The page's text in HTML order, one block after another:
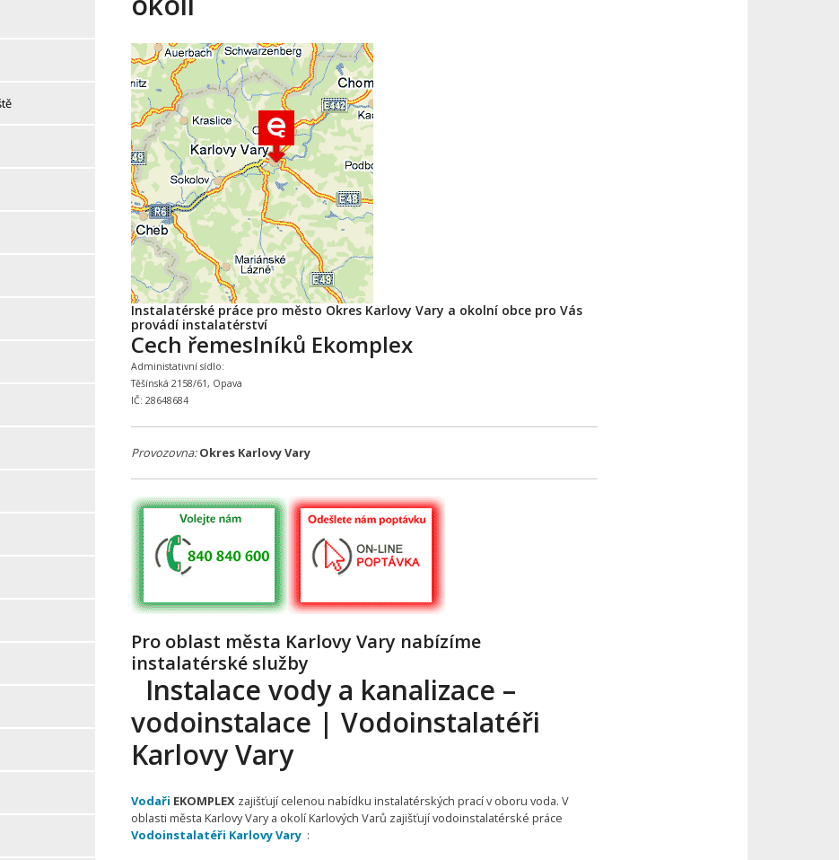
Instalatérské práce pro město Okres Karlovy Vary a okolní obce pro Vás
provádí instalatérství
Cech řemeslníků Ekomplex
Administativní sídlo:
Těšínská 2158/61, Opava
IČ: 28648684
Provozovna: Okres Karlovy Vary
Pro oblast města Karlovy Vary nabízíme
instalatérské služby
Instalace vody a kanalizace –
vodoinstalace | Vodoinstalatéři
Karlovy Vary
Vodaři EKOMPLEXzajišťují celenou nabídku instalatérských prací v oboru voda. V
oblasti města Karlovy Vary a okolí Karlových Varů zajišťují vodoinstalatérské práce
Vodoinstalatéři Karlovy Vary: